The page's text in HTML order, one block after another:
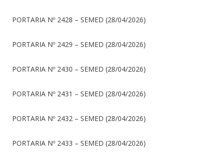
PORTARIA Nº 2428 – SEMED (28/04/2026)
PORTARIA Nº 2429 – SEMED (28/04/2026)
PORTARIA Nº 2430 – SEMED (28/04/2026)
PORTARIA Nº 2431 – SEMED (28/04/2026)
PORTARIA Nº 2432 – SEMED (28/04/2026)
PORTARIA Nº 2433 – SEMED (28/04/2026)